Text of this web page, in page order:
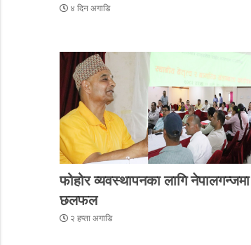
४ दिन अगाडि
फोहोर व्यवस्थापनका लागि नेपालगन्जमा
छलफल
२ हप्ता अगाडि